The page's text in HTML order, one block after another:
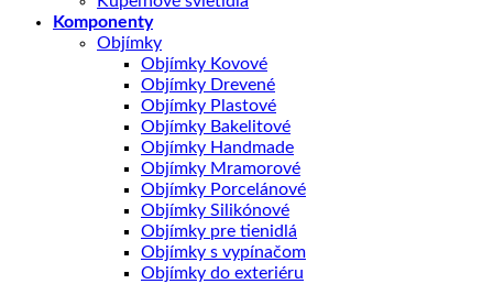
Komponenty
Objímky
Objímky Kovové
Objímky Drevené
Objímky Plastové
Objímky Bakelitové
Objímky Handmade
Objímky Mramorové
Objímky Porcelánové
Objímky Silikónové
Objímky pre tienidlá
Objímky s vypínačom
Objímky do exteriéru